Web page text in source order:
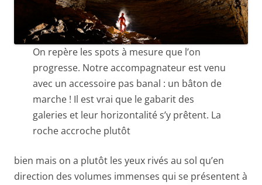
On repère les spots à mesure que l’on
progresse. Notre accompagnateur est venu
avec un accessoire pas banal : un bâton de
marche ! Il est vrai que le gabarit des
galeries et leur horizontalité s’y prêtent. La
roche accroche plutôt
bien mais on a plutôt les yeux rivés au sol qu’en
direction des volumes immenses qui se présentent à